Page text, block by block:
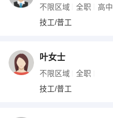
不限区域 全职 高中
技工/普工
叶女士
不限区域 全职
技工/普工